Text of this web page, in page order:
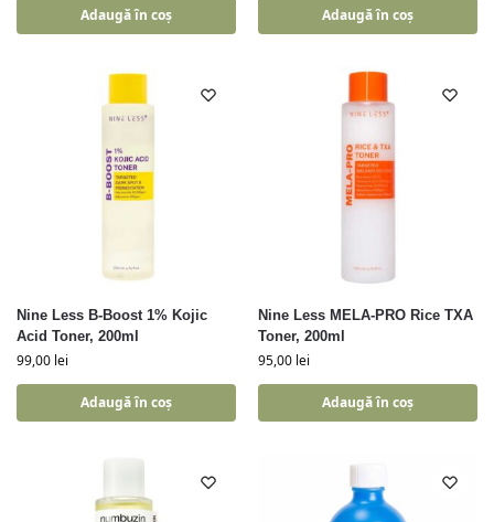
Adaugă în coș Adaugă în coș
Nine Less B-Boost 1% Kojic
Acid Toner, 200ml
99,00 lei
Adaugă în coș
Nine Less MELA-PRO Rice TXA
Toner, 200ml
95,00 lei
Adaugă în coș